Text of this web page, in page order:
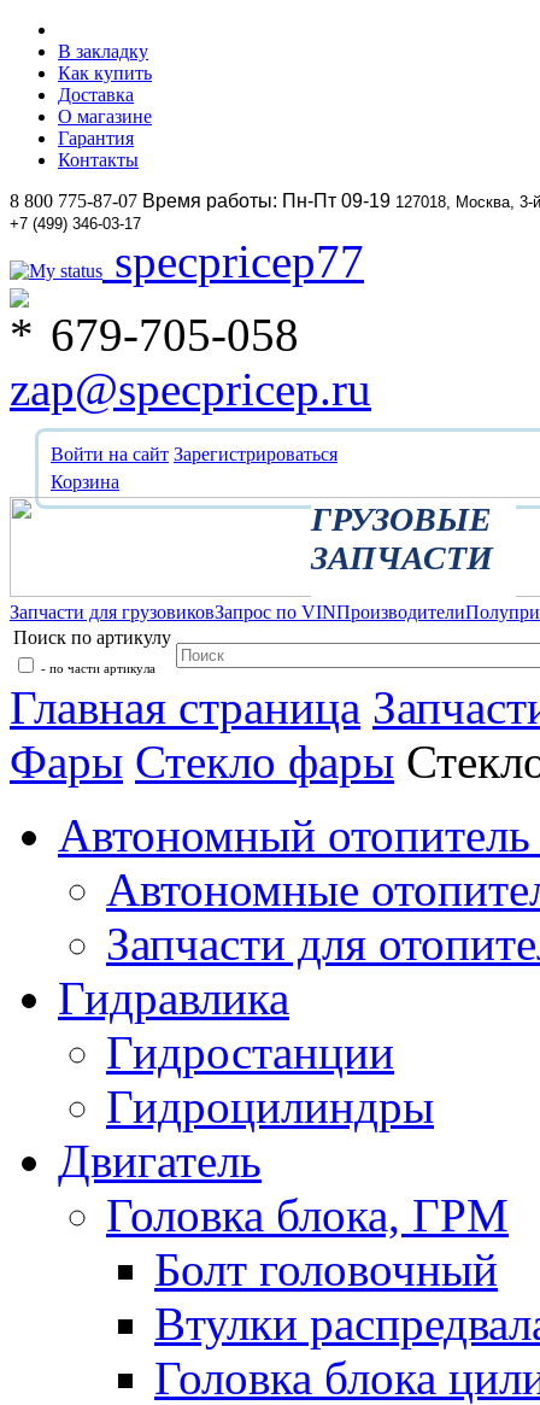
В закладку
Как купить
Доставка
О магазине
Гарантия
Контакты
8 800 775-87-07 Время работы: Пн-Пт 09-19 127018, Москва,
+7 (499) 346-03-17
specpricep77
679-705-058
zap@specpricep.ru
Войти на сайт Зарегистрироваться
Корзина
ГРУЗОВЫЕ
ЗАПЧАСТИ
Запчасти для грузовиковЗапрос по VINПроизводители
Поиск по артикулу
- по части артикула
Главная страница
Фары Стекло фары
Автономный отопитель
Автономные
Запчасти для
Гидравлика
Гидростанции
Гидроцилиндры
Двигатель
Головка блока, ГРМ
Болт головочный
Втулки
Головка блока